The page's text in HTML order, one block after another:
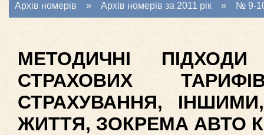
Архів номерів » Архів номерів за 2011 рік » № 9-
МЕТОДИЧНІ
СТРАХОВИХ
СТРАХУВАННЯ,
ЖИТТЯ, ЗОКРЕМА АВТО